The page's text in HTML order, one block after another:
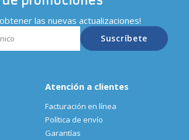
las nuevas actualizaciones!
Suscríbete
Atención a clientes
Facturación en línea
Política de envío
Garantías